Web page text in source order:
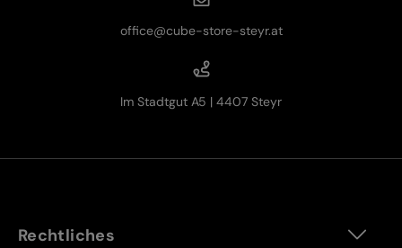
office@cube-store-steyr.at
Im Stadtgut A5 | 4407 Steyr
Rechtliches